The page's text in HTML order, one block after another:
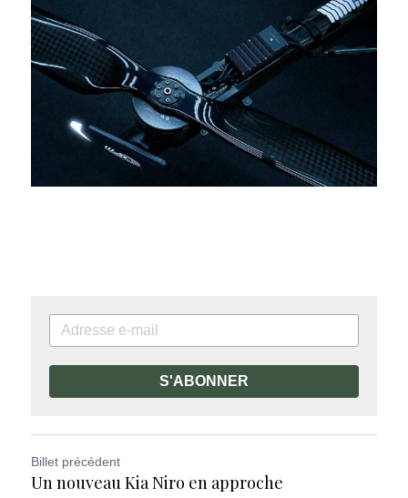
S'ABONNER
Billet précédent
Un nouveau Kia Niro en approche